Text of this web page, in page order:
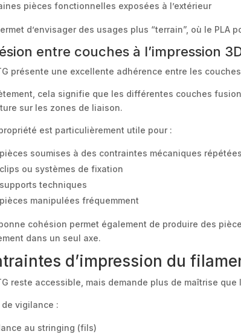
pièces fonctionnelles exposées à l’extérieur
d’envisager des usages plus “terrain”, où le PLA
entre couches à l’impression
présente une excellente adhérence entre les
cela signifie que les différentes couches
sur les zones de liaison.
est particulièrement utile pour :
soumises à des contraintes mécaniques répétées
ou systèmes de fixation
techniques
manipulées fréquemment
cohésion permet également de produire des
dans un seul axe.
d’impression du
reste accessible, mais demande plus de maîtrise que
de vigilance :
au stringing (fils)